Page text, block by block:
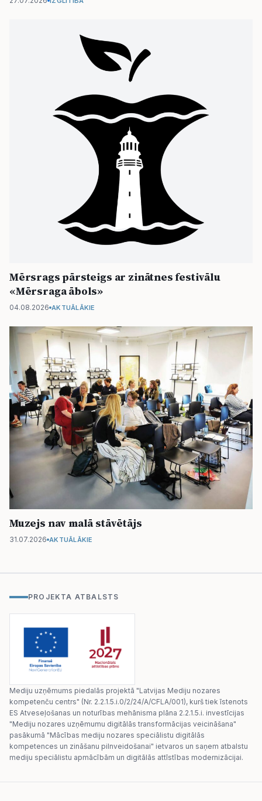
Mērsrags pārsteigs ar zinātnes festivālu
«Mērsraga ābols»
04.08.2026 AKTUĀLĀKIE
Muzejs nav malā stāvētājs
31.07.2026 AKTUĀLĀKIE
PROJEKTA ATBALSTS
Mediju uzņēmums piedalās projektā "Latvijas Mediju nozares
kompetenču centrs" (Nr. 2.2.1.5.i.0/2/24/A/CFLA/001), kurš tiek īstenots
ES Atveseļošanas un noturības mehānisma plāna 2.2.1.5.i. investīcijas
"Mediju nozares uzņēmumu digitālās transformācijas veicināšana"
pasākumā "Mācības mediju nozares speciālistu digitālās
kompetences un zināšanu pilnveidošanai" ietvaros un saņem atbalstu
mediju speciālistu apmācībām un digitālās attīstības modernizācijai.